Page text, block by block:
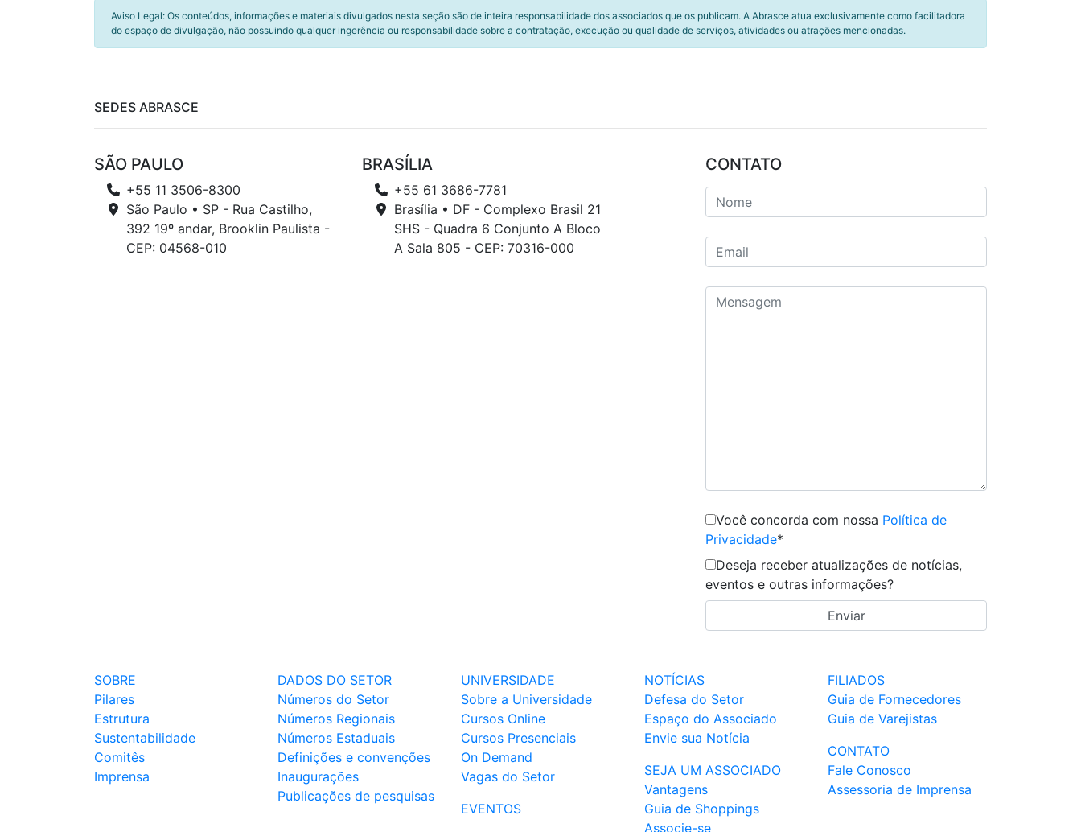
Aviso Legal: Os conteúdos, informações e materiais divulgados nesta seção são de inteira responsabilidade dos associados que os publicam. A Abrasce atua exclusivamente como facilitadora
do espaço de divulgação, não possuindo qualquer ingerência ou responsabilidade sobre a contratação, execução ou qualidade de serviços, atividades ou atrações mencionadas.
SEDES ABRASCE
SÃO PAULO
+55 11 3506-8300
São Paulo • SP - Rua Castilho,
392 19º andar, Brooklin Paulista -
CEP: 04568-010
BRASÍLIA
+55 61 3686-7781
Brasília • DF - Complexo Brasil 21
SHS - Quadra 6 Conjunto A Bloco
A Sala 805 - CEP: 70316-000
CONTATO
Você concorda com nossa Política de
Privacidade*
Deseja receber atualizações de notícias,
eventos e outras informações?
SOBRE
Pilares
Estrutura
Sustentabilidade
Comitês
Imprensa
DADOS DO SETOR
Números do Setor
Números Regionais
Números Estaduais
Definições e convenções
Inaugurações
Publicações de pesquisas
UNIVERSIDADE
Sobre a Universidade
Cursos Online
Cursos Presenciais
On Demand
Vagas do Setor
EVENTOS
NOTÍCIAS
Defesa do Setor
Espaço do Associado
Envie sua Notícia
SEJA UM ASSOCIADO
Vantagens
Guia de Shoppings
Associe-se
FILIADOS
Guia de Fornecedores
Guia de Varejistas
CONTATO
Fale Conosco
Assessoria de Imprensa